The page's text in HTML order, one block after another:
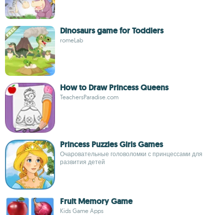
Dinosaurs game for Toddlers
romeLab
How to Draw Princess Queens
TeachersParadise.com
Princess Puzzles Girls Games
Очаровательные головоломки с принцессами для
развития детей
Fruit Memory Game
Kids Game Apps